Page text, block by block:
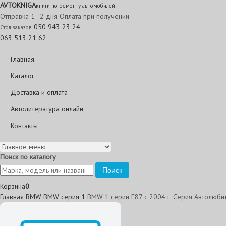
AVTOKNIGAкниги по ремонту автомобилей
Отправка 1–2 дня Оплата при получении
Стол заказов 050 943 23 24
063 513 21 62
Главная
Каталог
Доставка и оплата
Автолитература онлайн
Контакты
Поиск по каталогу
Поиск
Корзина0
Главная BMW BMW серия 1 BMW 1 серии Е87 с 2004 г. Серия